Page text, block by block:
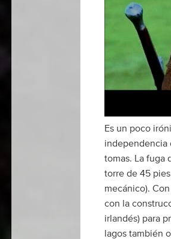
Es un poco
independencia
tomas. La fuga
torre de 45
mecánico).
con la
irlandés) para
lagos también